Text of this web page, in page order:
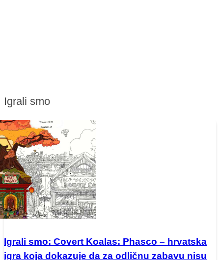
Igrali smo
Igrali smo: Covert Koalas: Phasco – hrvatska
igra koja dokazuje da za odličnu zabavu nisu